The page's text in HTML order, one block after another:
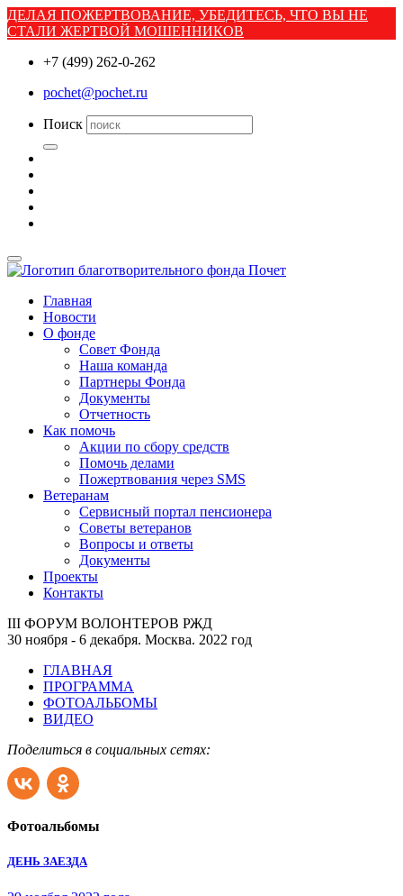
ДЕЛАЯ ПОЖЕРТВОВАНИЕ, УБЕДИТЕСЬ, ЧТО ВЫ НЕ
СТАЛИ ЖЕРТВОЙ МОШЕННИКОВ
+7 (499) 262-0-262
pochet@pochet.ru
Поиск
Главная
Новости
О фонде
Совет Фонда
Наша команда
Партнеры Фонда
Документы
Отчетность
Как помочь
Акции по сбору средств
Помочь делами
Пожертвования через SMS
Ветеранам
Сервисный портал пенсионера
Советы ветеранов
Вопросы и ответы
Документы
Проекты
Контакты
III ФОРУМ ВОЛОНТЕРОВ РЖД
30 ноября - 6 декабря. Москва. 2022 год
ГЛАВНАЯ
ПРОГРАММА
ФОТОАЛЬБОМЫ
ВИДЕО
Поделиться в социальных сетях:
Фотоальбомы
ДЕНЬ ЗАЕЗДА